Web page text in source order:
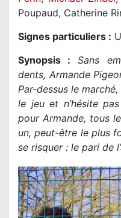
Poupaud, Catherine
Signes particuliers :
Synopsis :
Sans
dents, Armande
Par-dessus le
le jeu et n’hésite
pour Armande, tous
un, peut-être le plus
se risquer : le pari de